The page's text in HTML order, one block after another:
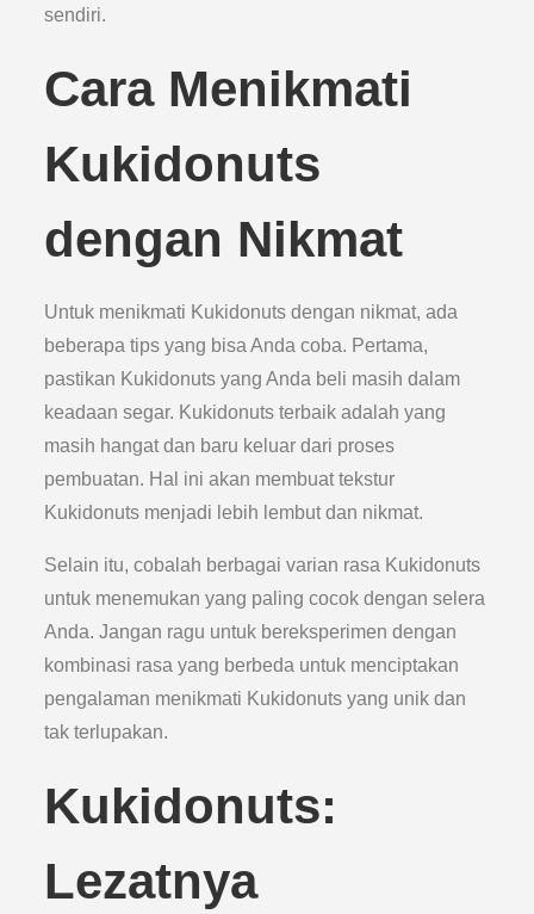
sendiri.
Cara Menikmati
Kukidonuts
dengan Nikmat
Untuk menikmati Kukidonuts dengan nikmat, ada
beberapa tips yang bisa Anda coba. Pertama,
pastikan Kukidonuts yang Anda beli masih dalam
keadaan segar. Kukidonuts terbaik adalah yang
masih hangat dan baru keluar dari proses
pembuatan. Hal ini akan membuat tekstur
Kukidonuts menjadi lebih lembut dan nikmat.
Selain itu, cobalah berbagai varian rasa Kukidonuts
untuk menemukan yang paling cocok dengan selera
Anda. Jangan ragu untuk bereksperimen dengan
kombinasi rasa yang berbeda untuk menciptakan
pengalaman menikmati Kukidonuts yang unik dan
tak terlupakan.
Kukidonuts:
Lezatnya